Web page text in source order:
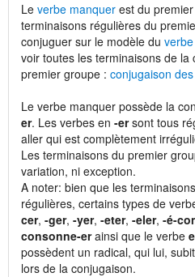
Le verbe manquer est du
terminaisons régulières du
conjuguer sur le modèle du
voir toutes les terminaisons de la
premier groupe : conjugaison
Le verbe manquer possède la
er. Les verbes en -ersont tous
aller qui est complètement
Les terminaisons du premier
variation, ni exception.
A noter: bien que les
régulières, certains types de
cer, -ger, -yer, -eter, -eler, -é-
consonne-erainsi que le verbe
possèdent un radical, qui lui,
lors de la conjugaison.